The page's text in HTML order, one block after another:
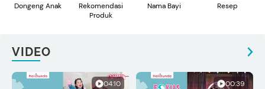
Dongeng Anak
Rekomendasi
Produk
Nama Bayi Resep
VIDEO
04:10 00:39